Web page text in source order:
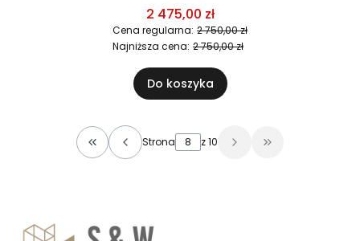
2 475,00 zł
Cena regularna: 2 750,00 zł
Najniższa cena: 2 750,00 zł
Do koszyka
Wróć do pierwszej strony z produktami
Strona z 10 Przejdź do